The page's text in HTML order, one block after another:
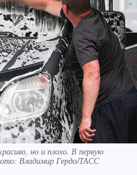
но и плохо. В первую
Владимир Гердо/ТАСС